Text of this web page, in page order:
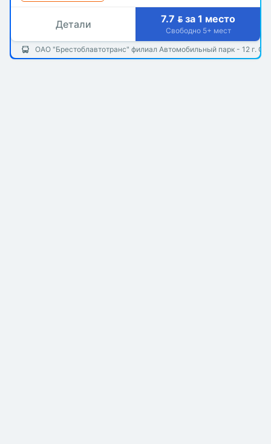
Детали 7.7  за 1 место
Свободно 5+ мест
ОАО "Брестоблавтотранс" филиал Автомобильный парк - 12 г.